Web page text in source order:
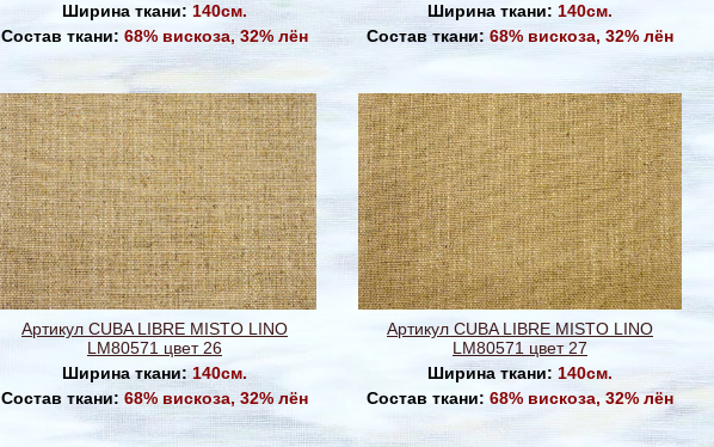
Ширина ткани: 140см.
Состав ткани: 68% вискоза, 32% лён
Ширина ткани: 140см.
Состав ткани: 68% вискоза, 32% лён
Артикул CUBA LIBRE MISTO LINO
LM80571 цвет 26
Ширина ткани:140см.
Состав ткани: 68% вискоза, 32% лён
Артикул CUBA LIBRE MISTO LINO
LM80571 цвет 27
Ширина ткани: 140см.
Состав ткани: 68% вискоза, 32% лён